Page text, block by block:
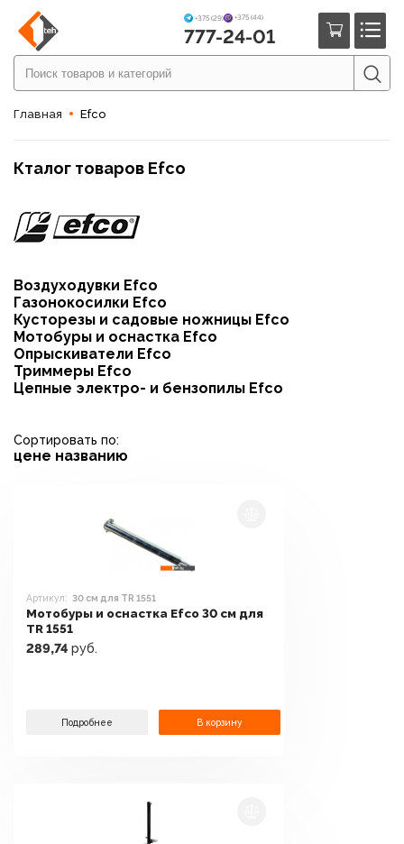
+375 (29) +375 (44)
777-24-01
Главная Efco
Кталог товаров Efco
Воздуходувки Efco
Газонокосилки Efco
Кусторезы и садовые ножницы Efco
Мотобуры и оснастка Efco
Опрыскиватели Efco
Триммеры Efco
Цепные электро- и бензопилы Efco
Сортировать по:
цене названию
Артикул: 30 см для TR 1551
Мотобуры и оснастка Efco 30 см для
TR 1551
289,74 руб.
Подробнее В корзину